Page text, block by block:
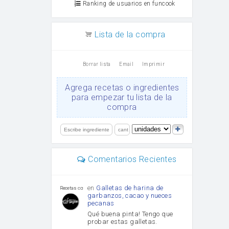
Ranking de usuarios en funcook
Lista de la compra
Borrar lista Email Imprimir
Agrega recetas o ingredientes
para empezar tu lista de la
compra
Comentarios Recientes
Recetas con sazon
en Galletas de harina de
garbanzos, cacao y nueces
pecanas
Qué buena pinta! Tengo que
probar estas galletas.